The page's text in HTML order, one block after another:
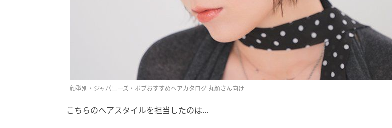
顔型別・ジャパニーズ・ボブおすすめヘアカタログ 丸顔さん向け
こちらのヘアスタイルを担当したのは...